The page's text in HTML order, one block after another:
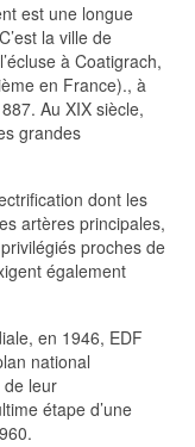
est une longue
la ville de
à Coatigrach,
en France)., à
Au XIX siècle,
grandes
dont les
artères principales,
proches de
également
en 1946, EDF
national
de leur
étape d’une